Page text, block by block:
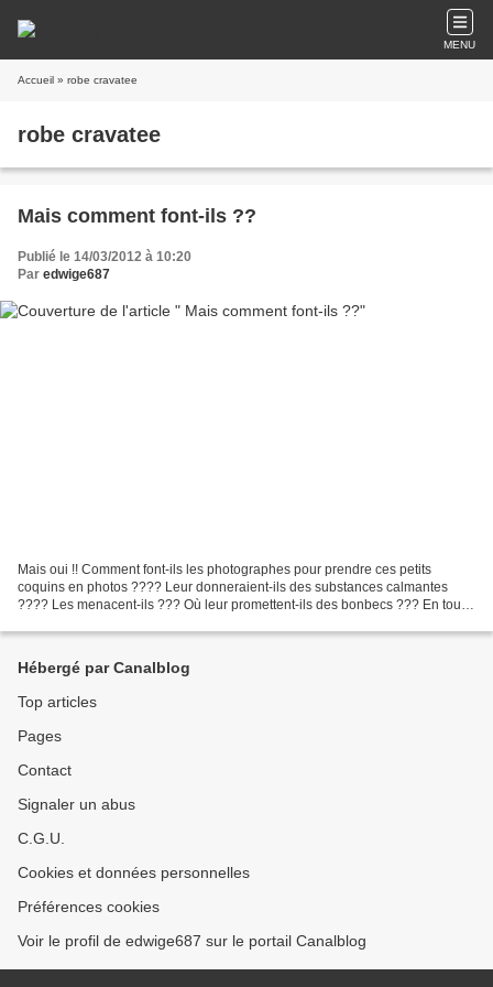
MENU
Accueil » robe cravatee
robe cravatee
Mais comment font-ils ??
Publié le 14/03/2012 à 10:20
Par edwige687
Mais oui !! Comment font-ils les photographes pour prendre ces petits
coquins en photos ???? Leur donneraient-ils des substances calmantes
???? Les menacent-ils ??? Où leur promettent-ils des bonbecs ??? En tout
Hébergé par Canalblog
Top articles
Pages
Contact
Signaler un abus
C.G.U.
Cookies et données personnelles
Préférences cookies
Voir le profil de edwige687 sur le portail Canalblog